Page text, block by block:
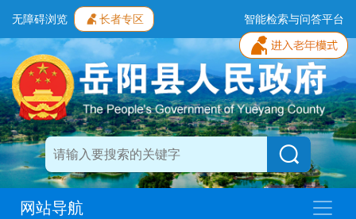
无障碍浏览 长者专区 智能检索与问答平台
网站导航